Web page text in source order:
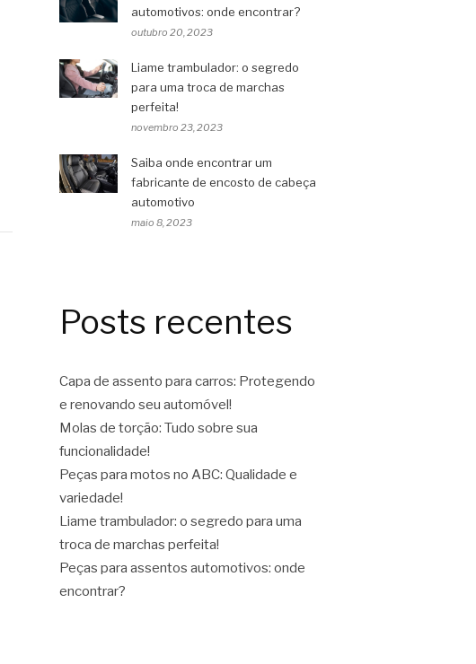
automotivos: onde encontrar?
outubro 20, 2023
Liame trambulador: o segredo
para uma troca de marchas
perfeita!
novembro 23, 2023
Saiba onde encontrar um
fabricante de encosto de cabeça
automotivo
maio 8, 2023
Posts recentes
Capa de assento para carros: Protegendo
e renovando seu automóvel!
Molas de torção: Tudo sobre sua
funcionalidade!
Peças para motos no ABC: Qualidade e
variedade!
Liame trambulador: o segredo para uma
troca de marchas perfeita!
Peças para assentos automotivos: onde
encontrar?